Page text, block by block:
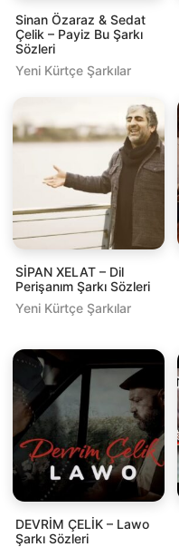
Sinan Özaraz & Sedat
Çelik – Payiz Bu Şarkı
Sözleri
Yeni Kürtçe Şarkılar
SİPAN XELAT – Dil
Perişanım Şarkı Sözleri
Yeni Kürtçe Şarkılar
DEVRİM ÇELİK – Lawo
Şarkı Sözleri